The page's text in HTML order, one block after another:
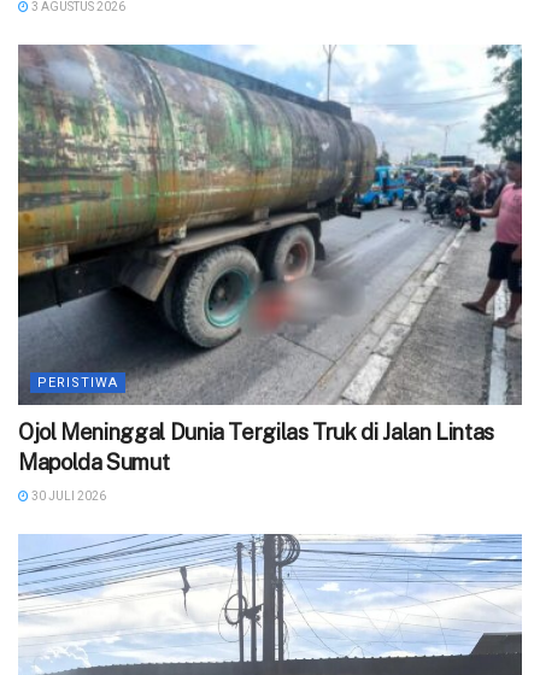
3 AGUSTUS 2026
PERISTIWA
Ojol Meninggal Dunia Tergilas Truk di Jalan Lintas
Mapolda Sumut
30 JULI 2026